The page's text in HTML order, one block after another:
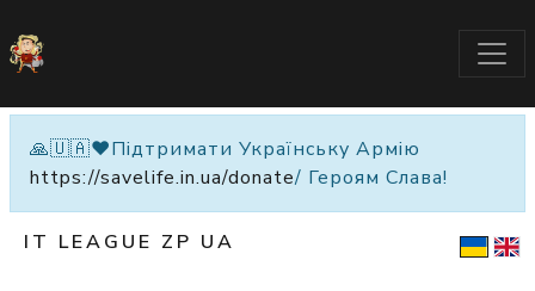
🙏🇺🇦❤️Підтримати Українську Армію
https://savelife.in.ua/donate/ Героям Слава!
IT LEAGUE ZP UA